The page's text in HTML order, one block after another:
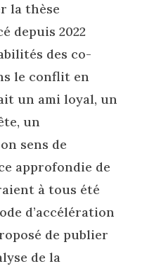
la thèse
depuis 2022
des co-
le conflit en
un ami loyal, un
un
sens de
approfondie de
à tous été
d’accélération
de publier
de la